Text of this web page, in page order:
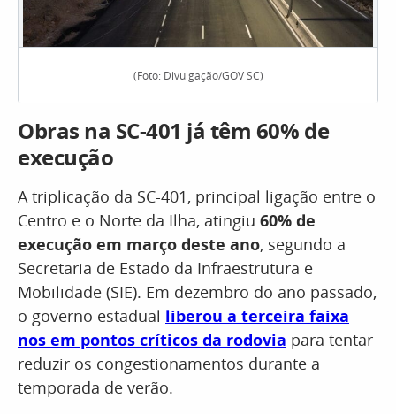
(Foto: Divulgação/GOV SC)
Obras na SC-401 já têm 60% de
execução
A triplicação da SC-401, principal ligação entre o
Centro e o Norte da Ilha, atingiu 60% de
execução em março deste ano, segundo a
Secretaria de Estado da Infraestrutura e
Mobilidade (SIE). Em dezembro do ano passado,
o governo estadual liberou a terceira faixa
nos em pontos críticos da rodovia para tentar
reduzir os congestionamentos durante a
temporada de verão.